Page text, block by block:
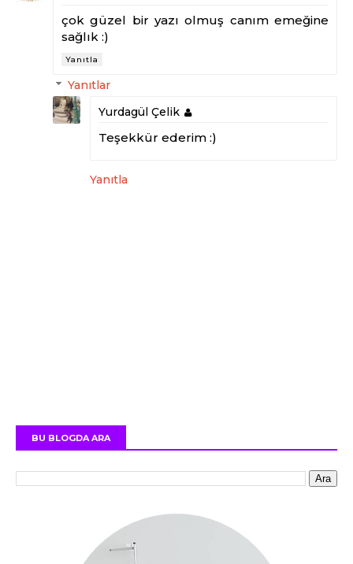
çok güzel bir yazı olmuş canım emeğine
sağlık :)
Yanıtla
Yanıtlar
Yurdagül Çelik
Teşekkür ederim :)
Yanıtla
BU BLOGDA ARA